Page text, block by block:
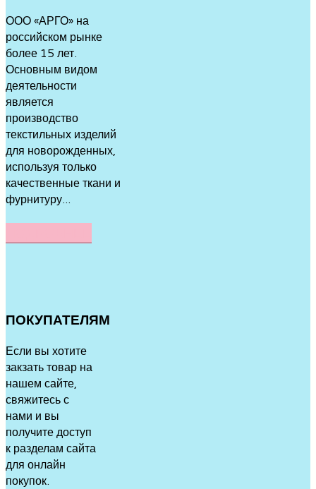
ООО «АРГО» на
российском рынке
более 15 лет.
Основным видом
деятельности
является
производство
текстильных изделий
для новорожденных,
используя только
качественные ткани и
фурнитуру...
ПОКУПАТЕЛЯМ
Если вы хотите
закзать товар на
нашем сайте,
свяжитесь с
нами и вы
получите доступ
к разделам сайта
для онлайн
покупок.